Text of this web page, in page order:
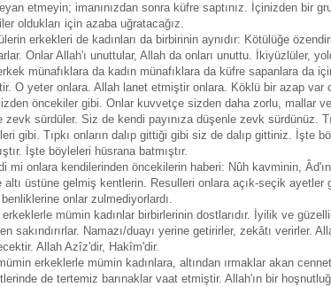
etmeyin; imanınızdan sonra küfre saptınız. İçinizden bir
oldukları için azaba uğratacağız.
erkekleri de kadınları da birbirinin aynıdır: Kötülüğe
Onlar Allah'ı unuttular, Allah da onları unuttu. İkiyüzlüler,
münafıklara da kadın münafıklara da küfre sapanlara da
O yeter onlara. Allah lanet etmiştir onlara. Köklü bir azap var
öncekiler gibi. Onlar kuvvetçe sizden daha zorlu, mallar
zevk sürdüler. Siz de kendi payınıza düşenle zevk sürdünüz.
gibi. Tıpkı onların dalıp gittiği gibi siz de dalıp gittiniz. İşte
İşte böyleleri hüsrana batmıştır.
mi onlara kendilerinden öncekilerin haberi: Nûh kavminin,
altı üstüne gelmiş kentlerin. Resulleri onlara açık-seçik
onlar zulmediyorlardı.
mümin kadınlar birbirlerinin dostlarıdır. İyilik ve
sakındırırlar. Namazı/duayı yerine getirirler, zekâtı verirler.
Allah Azîz'dir, Hakîm'dir.
erkeklerle mümin kadınlara, altından ırmaklar akan
de tertemiz barınaklar vaat etmiştir. Allah'ın bir